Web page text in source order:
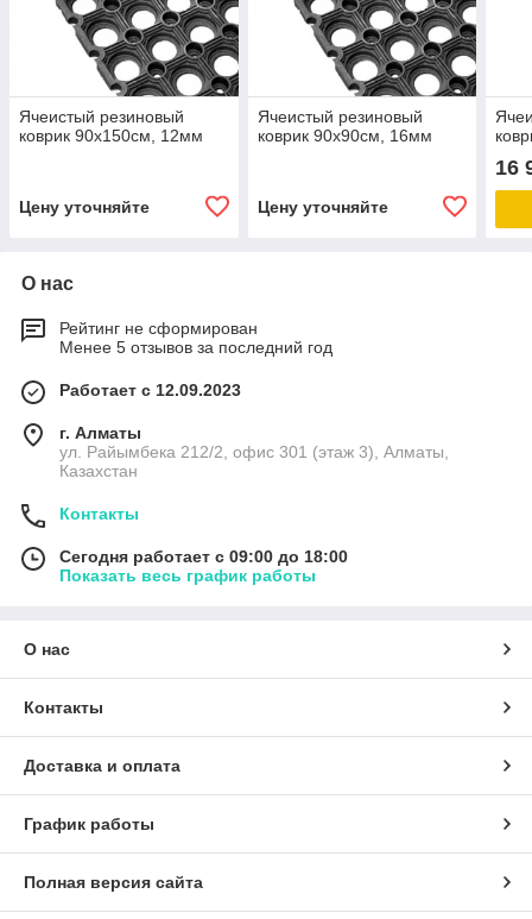
Ячеистый резиновый
коврик 90х150см, 12мм
Цену уточняйте
Ячеистый резиновый
коврик 90х90см, 16мм
Цену уточняйте
16
О нас
Рейтинг не сформирован
Менее 5 отзывов за последний год
Работает с 12.09.2023
г. Алматы
ул. Райымбека 212/2, офис 301 (этаж 3), Алматы,
Казахстан
Контакты
Сегодня работает с 09:00 до 18:00
Показать весь график работы
О нас
Контакты
Доставка и оплата
График работы
Полная версия сайта